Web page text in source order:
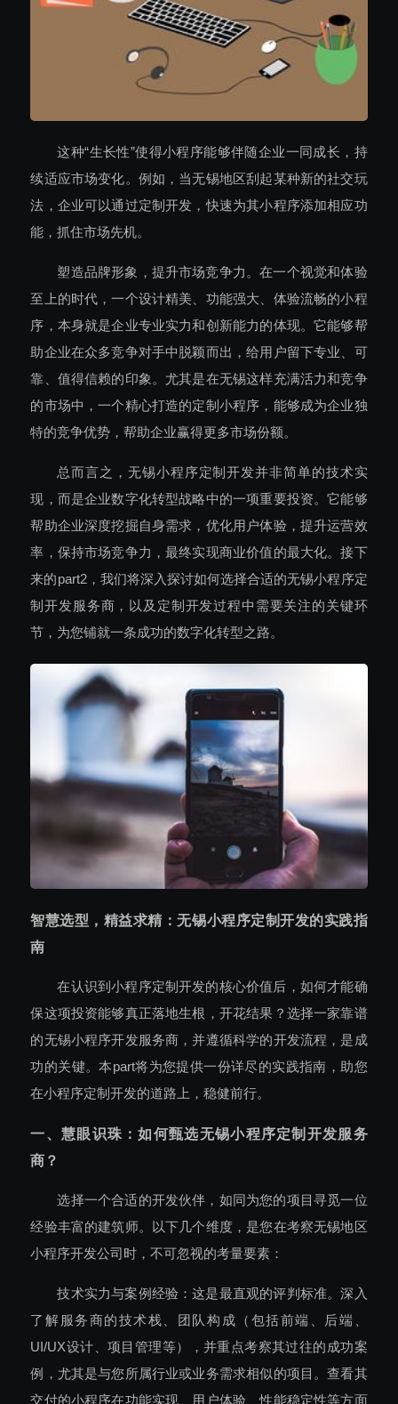
这种“生长性”使得小程序能够伴随企业一同成长，持
续适应市场变化。例如，当无锡地区刮起某种新的社交玩
法，企业可以通过定制开发，快速为其小程序添加相应功
能，抓住市场先机。
塑造品牌形象，提升市场竞争力。在一个视觉和体验
至上的时代，一个设计精美、功能强大、体验流畅的小程
序，本身就是企业专业实力和创新能力的体现。它能够帮
助企业在众多竞争对手中脱颖而出，给用户留下专业、可
靠、值得信赖的印象。尤其是在无锡这样充满活力和竞争
的市场中，一个精心打造的定制小程序，能够成为企业独
特的竞争优势，帮助企业赢得更多市场份额。
总而言之，无锡小程序定制开发并非简单的技术实
现，而是企业数字化转型战略中的一项重要投资。它能够
帮助企业深度挖掘自身需求，优化用户体验，提升运营效
率，保持市场竞争力，最终实现商业价值的最大化。接下
来的part2，我们将深入探讨如何选择合适的无锡小程序定
制开发服务商，以及定制开发过程中需要关注的关键环
节，为您铺就一条成功的数字化转型之路。
智慧选型，精益求精：无锡小程序定制开发的实践指
南
在认识到小程序定制开发的核心价值后，如何才能确
保这项投资能够真正落地生根，开花结果？选择一家靠谱
的无锡小程序开发服务商，并遵循科学的开发流程，是成
功的关键。本part将为您提供一份详尽的实践指南，助您
在小程序定制开发的道路上，稳健前行。
一、慧眼识珠：如何甄选无锡小程序定制开发服务
商？
选择一个合适的开发伙伴，如同为您的项目寻觅一位
经验丰富的建筑师。以下几个维度，是您在考察无锡地区
小程序开发公司时，不可忽视的考量要素：
技术实力与案例经验：这是最直观的评判标准。深入
了解服务商的技术栈、团队构成（包括前端、后端、
UI/UX设计、项目管理等），并重点考察其过往的成功案
例，尤其是与您所属行业或业务需求相似的项目。查看其
交付的小程序在功能实现、用户体验、性能稳定性等方面